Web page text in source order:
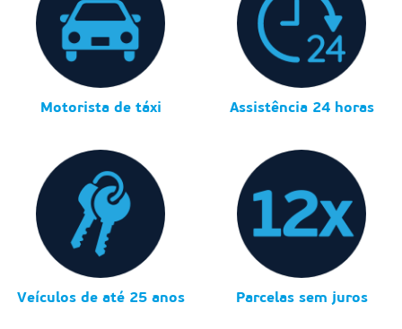
Motorista de táxi Assistência 24 horas
Veículos de até 25 anos Parcelas sem juros